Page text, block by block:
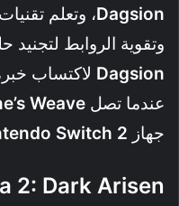
Dagsion، وتعلم
وتقوية الروابط لتجنيد
Dagsion لاكتساب
عندما تصل Weave
جهاز Switch 2
2: Dark Arisen